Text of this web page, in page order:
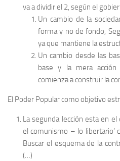
va a dividir el 2, según el
Un cambio de la
forma y no de fondo,
ya que mantiene la
Un cambio desde las
base y la mera acción
comienza a construir la
El Poder Popular como objetivo
La segunda lección esta en
el comunismo – lo libertario’
Buscar el esquema de la
(…)